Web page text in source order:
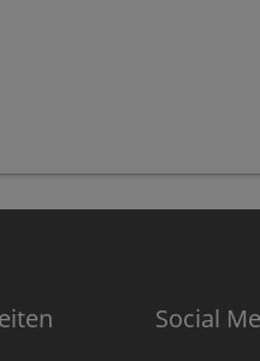
Social